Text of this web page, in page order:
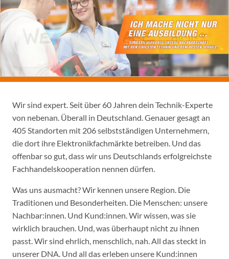
Wir sind expert. Seit über 60 Jahren dein Technik-Experte
von nebenan. Überall in Deutschland. Genauer gesagt an
405 Standorten mit 206 selbstständigen Unternehmern,
die dort ihre Elektronikfachmärkte betreiben. Und das
offenbar so gut, dass wir uns Deutschlands erfolgreichste
Fachhandelskooperation nennen dürfen.
Was uns ausmacht? Wir kennen unsere Region. Die
Traditionen und Besonderheiten. Die Menschen: unsere
Nachbar:innen. Und Kund:innen. Wir wissen, was sie
wirklich brauchen. Und, was überhaupt nicht zu ihnen
passt. Wir sind ehrlich, menschlich, nah. All das steckt in
unserer DNA. Und all das erleben unsere Kund:innen